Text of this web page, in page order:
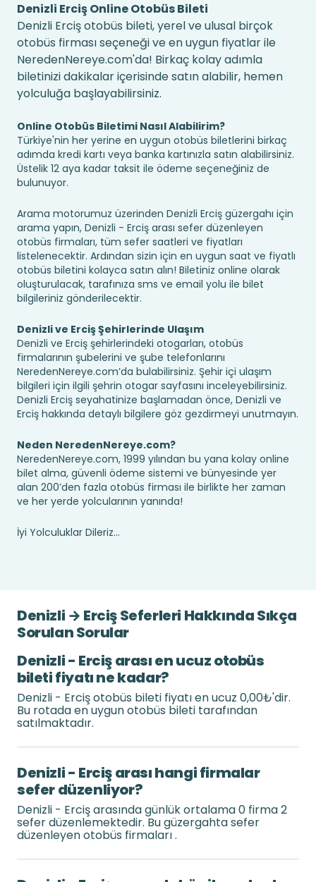
Denizli Erciş Online Otobüs Bileti
Denizli Erciş otobüs bileti, yerel ve ulusal birçok
otobüs firması seçeneği ve en uygun fiyatlar ile
NeredenNereye.com'da! Birkaç kolay adımla
biletinizi dakikalar içerisinde satın alabilir, hemen
yolculuğa başlayabilirsiniz.
Online Otobüs Biletimi Nasıl Alabilirim?
Türkiye'nin her yerine en uygun otobüs biletlerini birkaç
adımda kredi kartı veya banka kartınızla satın alabilirsiniz.
Üstelik 12 aya kadar taksit ile ödeme seçeneğiniz de
bulunuyor.
Arama motorumuz üzerinden Denizli Erciş güzergahı için
arama yapın, Denizli - Erciş arası sefer düzenleyen
otobüs firmaları, tüm sefer saatleri ve fiyatları
listelenecektir. Ardından sizin için en uygun saat ve fiyatlı
otobüs biletini kolayca satın alın! Biletiniz online olarak
oluşturulacak, tarafınıza sms ve email yolu ile bilet
bilgileriniz gönderilecektir.
Denizli ve Erciş Şehirlerinde Ulaşım
Denizli ve Erciş şehirlerindeki otogarları, otobüs
firmalarının şubelerini ve şube telefonlarını
NeredenNereye.com’da bulabilirsiniz. Şehir içi ulaşım
bilgileri için ilgili şehrin otogar sayfasını inceleyebilirsiniz.
Denizli Erciş seyahatinize başlamadan önce, Denizli ve
Erciş hakkında detaylı bilgilere göz gezdirmeyi unutmayın.
Neden NeredenNereye.com?
NeredenNereye.com, 1999 yılından bu yana kolay online
bilet alma, güvenli ödeme sistemi ve bünyesinde yer
alan 200’den fazla otobüs firması ile birlikte her zaman
ve her yerde yolcularının yanında!
İyi Yolculuklar Dileriz...
Denizli → Erciş Seferleri Hakkında Sıkça
Sorulan Sorular
Denizli - Erciş arası en ucuz otobüs
bileti fiyatı ne kadar?
Denizli - Erciş otobüs bileti fiyatı en ucuz 0,00₺'dir.
Bu rotada en uygun otobüs bileti tarafından
satılmaktadır.
Denizli - Erciş arası hangi firmalar
sefer düzenliyor?
Denizli - Erciş arasında günlük ortalama 0 firma 2
sefer düzenlemektedir. Bu güzergahta sefer
düzenleyen otobüs firmaları .